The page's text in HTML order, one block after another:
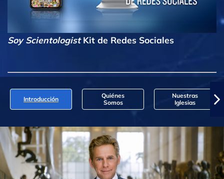
Soy ScientologistKit de Redes Sociales
Introducción
Quiénes
Somos
Nuestras
Iglesias